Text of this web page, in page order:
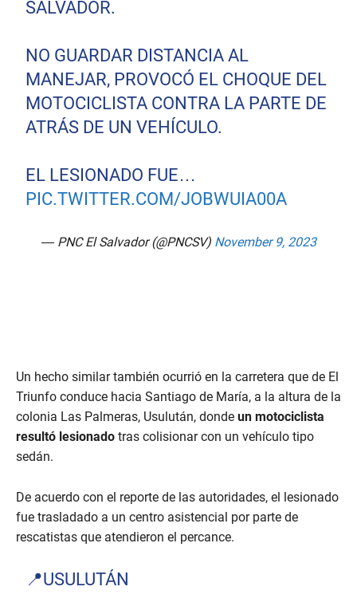
SALVADOR.
NO GUARDAR DISTANCIA AL
MANEJAR, PROVOCÓ EL CHOQUE DEL
MOTOCICLISTA CONTRA LA PARTE DE
ATRÁS DE UN VEHÍCULO.
EL LESIONADO FUE…
PIC.TWITTER.COM/JOBWUIA00A
— PNC El Salvador (@PNCSV) November 9, 2023
Un hecho similar también ocurrió en la carretera que de El
Triunfo conduce hacia Santiago de María, a la altura de la
colonia Las Palmeras, Usulután, donde un motociclista
resultó lesionado tras colisionar con un vehículo tipo
sedán.
De acuerdo con el reporte de las autoridades, el lesionado
fue trasladado a un centro asistencial por parte de
rescatistas que atendieron el percance.
📍USULUTÁN